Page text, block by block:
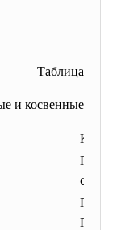
Таблица
и косвенные
При